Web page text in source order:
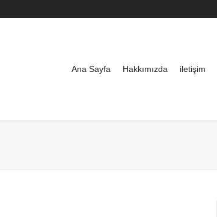
Ana Sayfa Hakkımızda iletişim